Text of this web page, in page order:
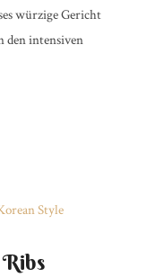
würzige Gericht
den intensiven